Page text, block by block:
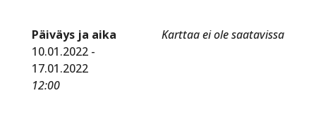
Karttaa ei ole saatavissa
Päiväys ja aika
10.01.2022 -
17.01.2022
12:00